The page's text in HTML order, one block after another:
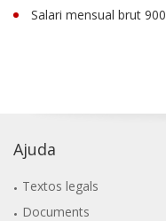
Salari mensual brut 900
Ajuda
Textos legals
Documents